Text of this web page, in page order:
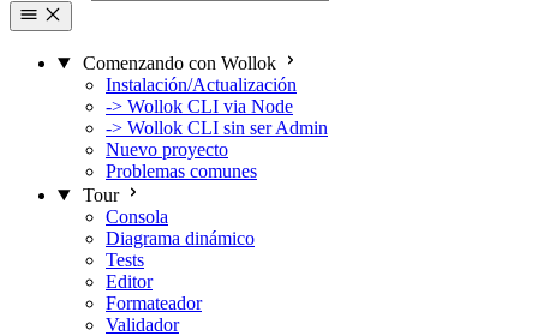
Comenzando con Wollok
Instalación/Actualización
-> Wollok CLI via Node
-> Wollok CLI sin ser Admin
Nuevo proyecto
Problemas comunes
Tour
Consola
Diagrama dinámico
Tests
Editor
Formateador
Validador